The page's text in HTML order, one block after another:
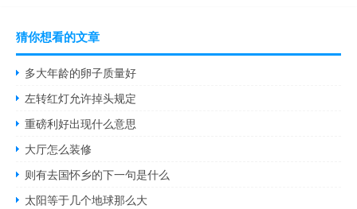
猜你想看的文章
多大年龄的卵子质量好
左转红灯允许掉头规定
重磅利好出现什么意思
大厅怎么装修
则有去国怀乡的下一句是什么
太阳等于几个地球那么大